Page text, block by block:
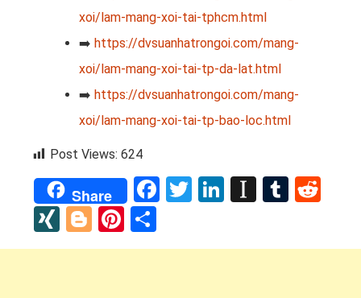
xoi/lam-mang-xoi-tai-tphcm.html
➡️ https://dvsuanhatrongoi.com/mang-
xoi/lam-mang-xoi-tai-tp-da-lat.html
➡️ https://dvsuanhatrongoi.com/mang-
xoi/lam-mang-xoi-tai-tp-bao-loc.html
Post Views: 624
Share Facebook
Twitter
LinkedIn
XINGBloggerPinterest